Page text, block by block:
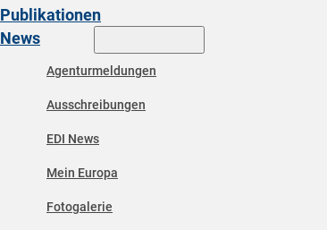
Publikationen
News
Agenturmeldungen
Ausschreibungen
EDI News
Mein Europa
Fotogalerie